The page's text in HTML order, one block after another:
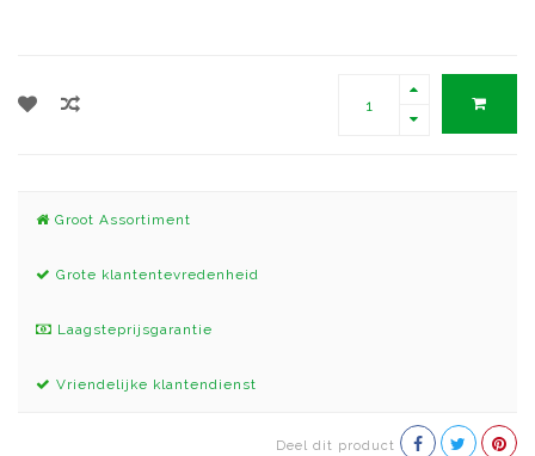
Groot Assortiment
Grote klantentevredenheid
Laagsteprijsgarantie
Vriendelijke klantendienst
Deel dit product